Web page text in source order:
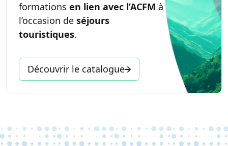
formations en lien avec l’ACFM à
l’occasion de séjours
touristiques.
Découvrir le catalogue